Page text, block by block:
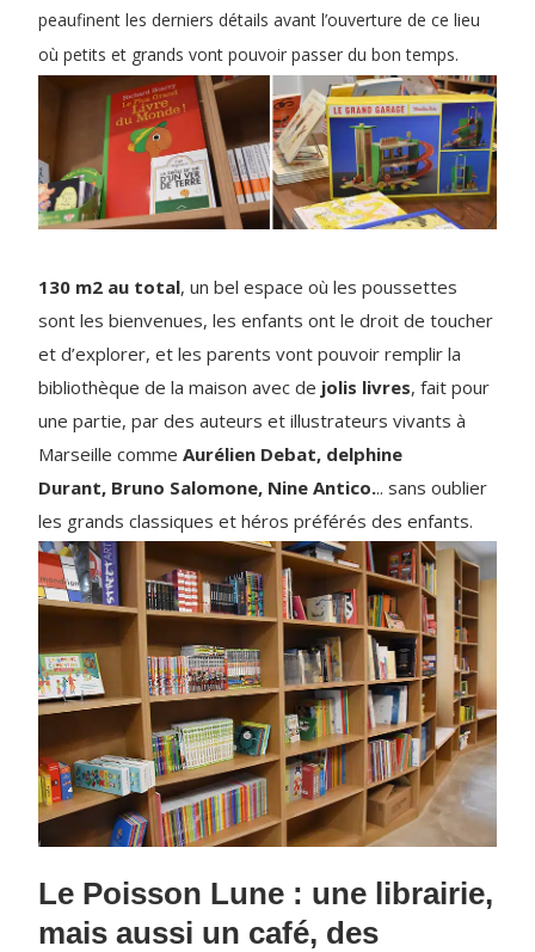
peaufinent les derniers détails avant l’ouverture de ce lieu
où petits et grands vont pouvoir passer du bon temps.
130 m2 au total, un bel espace où les poussettes
sont les bienvenues, les enfants ont le droit de toucher
et d’explorer, et les parents vont pouvoir remplir la
bibliothèque de la maison avec de jolis livres, fait pour
une partie, par des auteurs et illustrateurs vivants à
Marseille comme Aurélien Debat, delphine
Durant, Bruno Salomone, Nine Antico... sans oublier
les grands classiques et héros préférés des enfants.
Le Poisson Lune : une librairie,
mais aussi un café, des